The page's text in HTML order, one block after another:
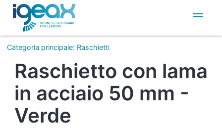
IT
EN
Categoria principale: Raschietti
Raschietto con lama
in acciaio 50 mm -
Verde